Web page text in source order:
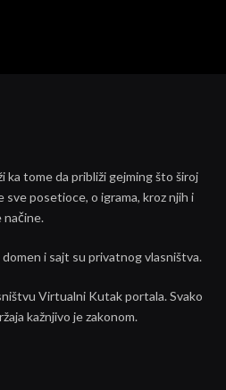
tome da približi gejming što široj
sve posetioce, o igrama, kroz njih i
načine.
i sajt su privatnog vlasništva.
Virtualni Kutak portala. Svako
kažnjivo je zakonom.